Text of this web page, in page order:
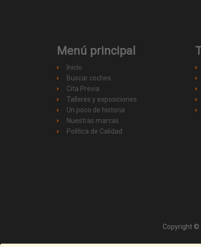
Menú principal
Inicio
Buscar coches
Cita Previa
Talleres y exposiciones
Un poco de historia
Nuestras marcas
Política de Calidad
Copyright ©